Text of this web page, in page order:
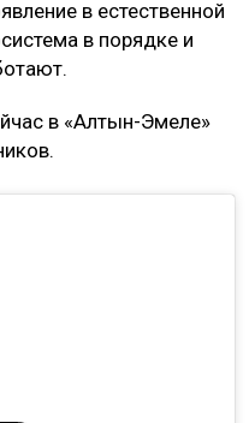
в естественной
в порядке и
в «Алтын-Эмеле»